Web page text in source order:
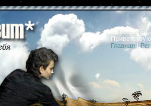
08.08.2026
Главная |